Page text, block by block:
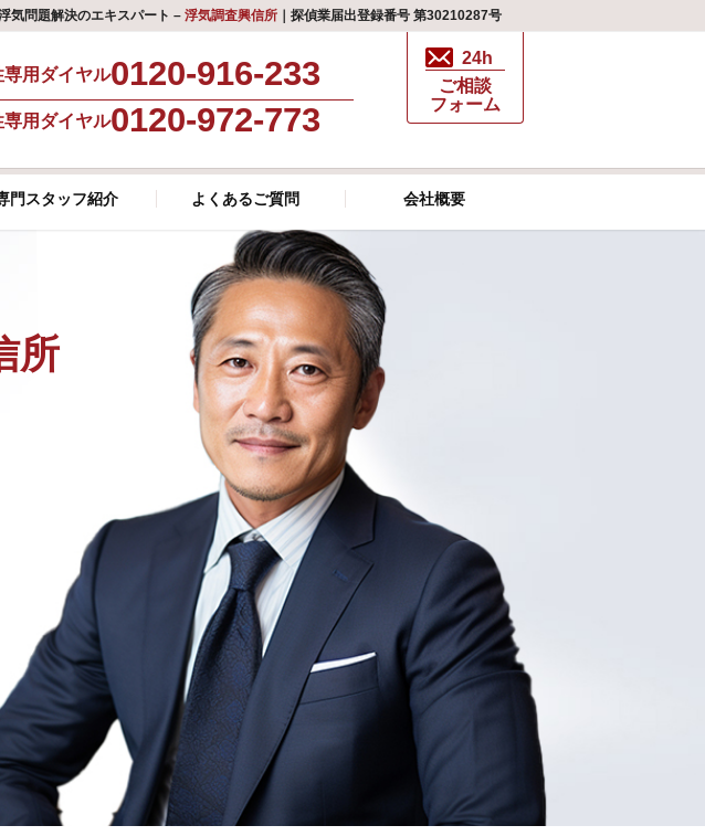
気問題解決のエキスパート – 浮気調査興信所 ｜探偵業届出登録番号 第30210287号
専用ダイヤル0120-916-233
専用ダイヤル0120-972-773
24h
ご相談
フォーム
門スタッフ紹介 よくあるご質問 会社概要
所